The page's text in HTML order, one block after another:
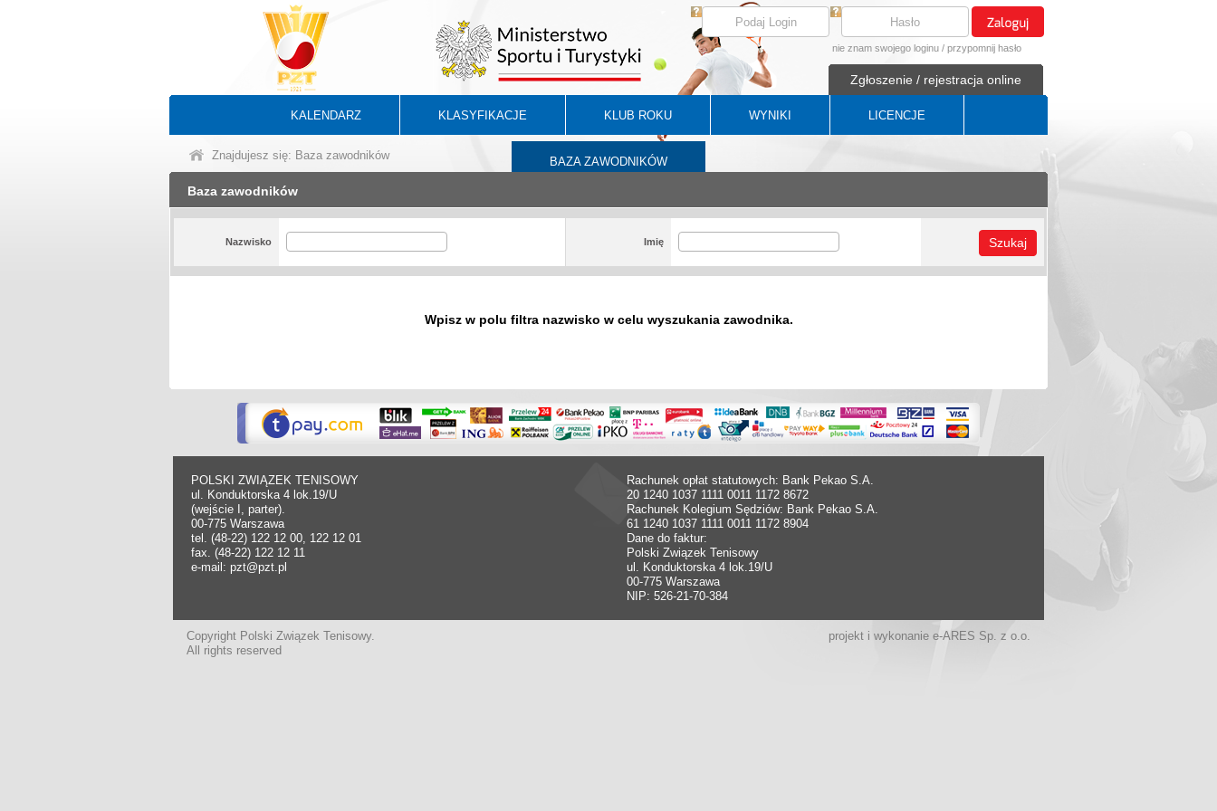
nie znam swojego loginu / przypomnij hasło
Zgłoszenie / rejestracja online
KALENDARZ KLASYFIKACJE KLUB ROKU WYNIKI LICENCJE
BAZA ZAWODNIKÓW
Znajdujesz się: Baza zawodników
Baza zawodników
Nazwisko Imię Szukaj
Wpisz w polu filtra nazwisko w celu wyszukania zawodnika.
POLSKI ZWIĄZEK TENISOWY
ul. Konduktorska 4 lok.19/U
(wejście I, parter).
00-775 Warszawa
tel. (48-22) 122 12 00, 122 12 01
fax. (48-22) 122 12 11
e-mail: pzt@pzt.pl
Rachunek opłat statutowych: Bank Pekao S.A.
20 1240 1037 1111 0011 1172 8672
Rachunek Kolegium Sędziów: Bank Pekao S.A.
61 1240 1037 1111 0011 1172 8904
Dane do faktur:
Polski Związek Tenisowy
ul. Konduktorska 4 lok.19/U
00-775 Warszawa
NIP: 526-21-70-384
Copyright Polski Związek Tenisowy.
All rights reserved
projekt i wykonanie e-ARES Sp. z o.o.